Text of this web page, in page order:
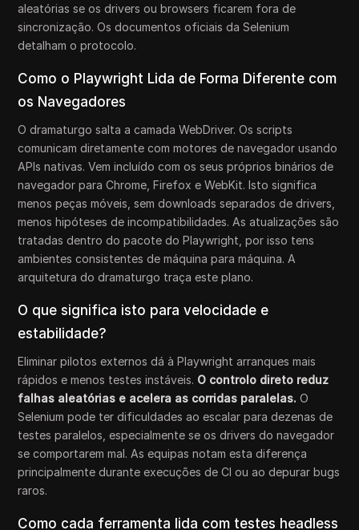
aleatórias se os drivers ou browsers ficarem fora de
sincronização. Os documentos oficiais da Selenium
detalham o protocolo.
Como o Playwright Lida de Forma Diferente com
os Navegadores
O dramaturgo salta a camada WebDriver. Os scripts
comunicam diretamente com motores de navegador usando
APIs nativas. Vem incluído com os seus próprios binários de
navegador para Chrome, Firefox e WebKit. Isto significa
menos peças móveis, sem downloads separados de drivers,
menos hipóteses de incompatibilidades. As atualizações são
tratadas dentro do pacote do Playwright, por isso tens
ambientes consistentes de máquina para máquina. A
arquitetura do dramaturgo traça este plano.
O que significa isto para velocidade e
estabilidade?
Eliminar pilotos externos dá à Playwright arranques mais
rápidos e menos testes instáveis. O controlo direto reduz
falhas aleatórias e acelera as corridas paralelas. O
Selenium pode ter dificuldades ao escalar para dezenas de
testes paralelos, especialmente se os drivers do navegador
se comportarem mal. As equipas notam esta diferença
principalmente durante execuções de CI ou ao depurar bugs
raros.
Como cada ferramenta lida com testes headless